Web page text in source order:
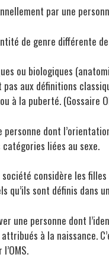
par une
de genre différente
ou biologiques
aux définitions
à la puberté. (Gossaire
dont
liées au sexe.
considère les
sont définis dans
une personne dont
à la naissance.